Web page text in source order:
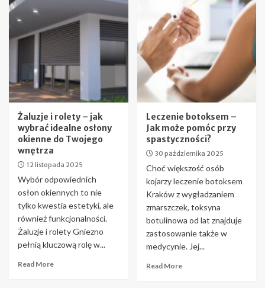
Żaluzje i rolety – jak
wybrać idealne osłony
okienne do Twojego
wnętrza
12 listopada 2025
Wybór odpowiednich
osłon okiennych to nie
tylko kwestia estetyki, ale
również funkcjonalności.
Żaluzje i rolety Gniezno
pełnią kluczową rolę w...
Read More
Leczenie botoksem –
Jak może pomóc przy
spastyczności?
30 października 2025
Choć większość osób
kojarzy leczenie botoksem
Kraków z wygładzaniem
zmarszczek, toksyna
botulinowa od lat znajduje
zastosowanie także w
medycynie. Jej...
Read More